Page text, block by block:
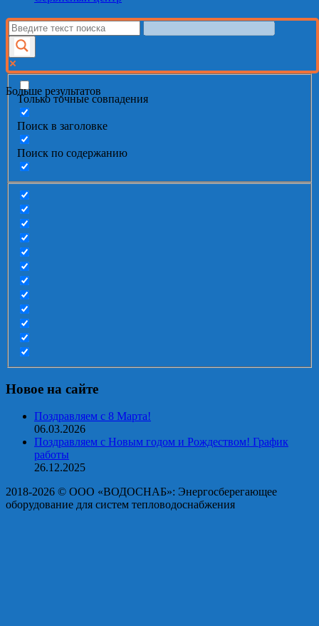
Больше результатов
Только точные совпадения
Поиск в заголовке
Поиск по содержанию
Новое на сайте
Поздравляем с 8 Марта!
06.03.2026
Поздравляем с Новым годом и Рождеством! График
работы
26.12.2025
2018-2026 © OOO «ВОДОСНАБ»: Энергосберегающее
оборудование для систем тепловодоснабжения